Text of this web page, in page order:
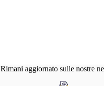
Rimani aggiornato sulle nostre